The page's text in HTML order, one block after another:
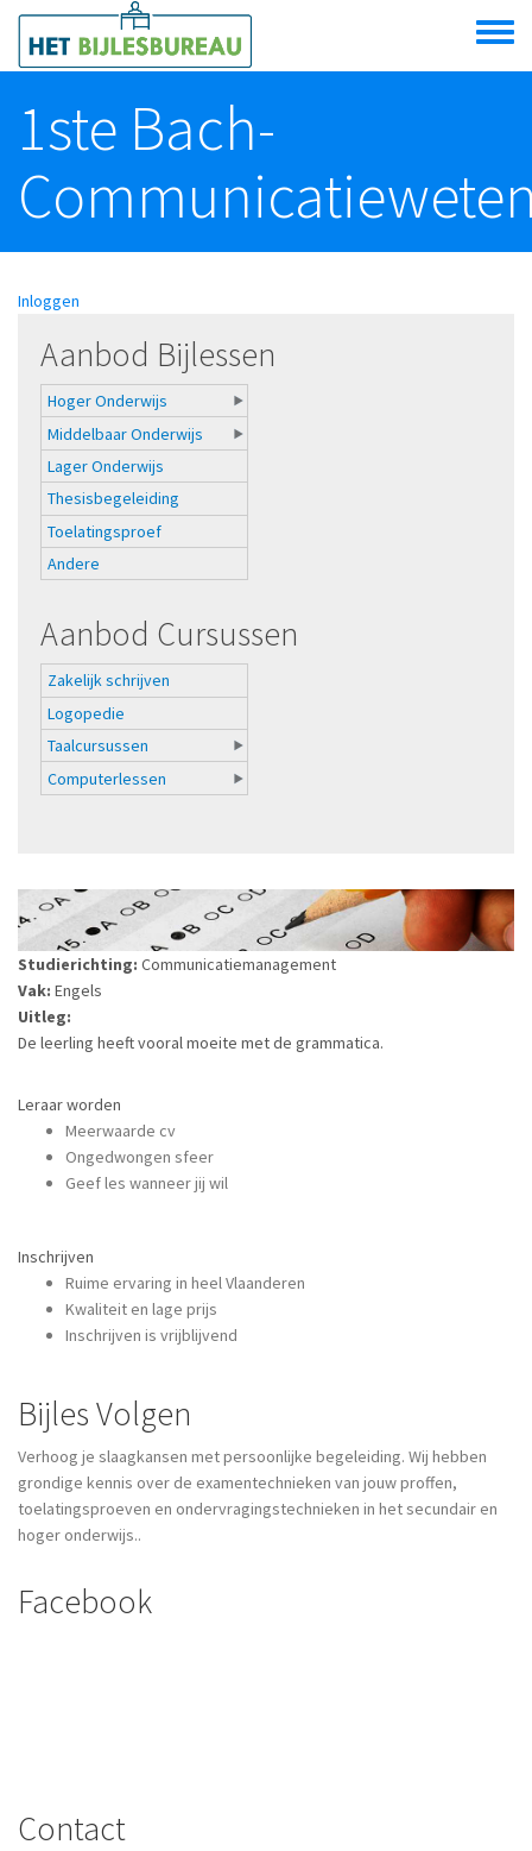
Overslaan en naar de algemene inhoud gaan
Toggle
menu
1ste Bach-
Inloggen
Aanbod Bijlessen
Hoger Onderwijs
Middelbaar Onderwijs
Lager Onderwijs
Thesisbegeleiding
Toelatingsproef
Andere
Aanbod Cursussen
Zakelijk schrijven
Logopedie
Taalcursussen
Computerlessen
Studierichting: Communicatiemanagement
Vak: Engels
Uitleg:
De leerling heeft vooral moeite met de grammatica.
Leraar worden
Meerwaarde cv
Ongedwongen sfeer
Geef les wanneer jij wil
Inschrijven
Ruime ervaring in heel Vlaanderen
Kwaliteit en lage prijs
Inschrijven is vrijblijvend
Bijles Volgen
Verhoog je slaagkansen met persoonlijke begeleiding. Wij hebben
grondige kennis over de examentechnieken van jouw proffen,
toelatingsproeven en ondervragingstechnieken in het secundair en
hoger onderwijs..
Facebook
Contact